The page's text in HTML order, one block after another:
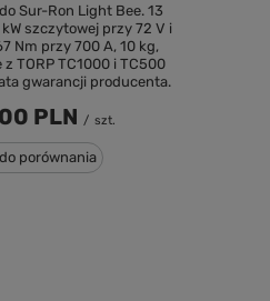
Sur-Ron Light Bee. 13
kW szczytowej przy 72 V i
Nm przy 700 A, 10 kg,
z TORP TC1000 i TC500
gwarancji producenta.
PLN / szt.
porównania